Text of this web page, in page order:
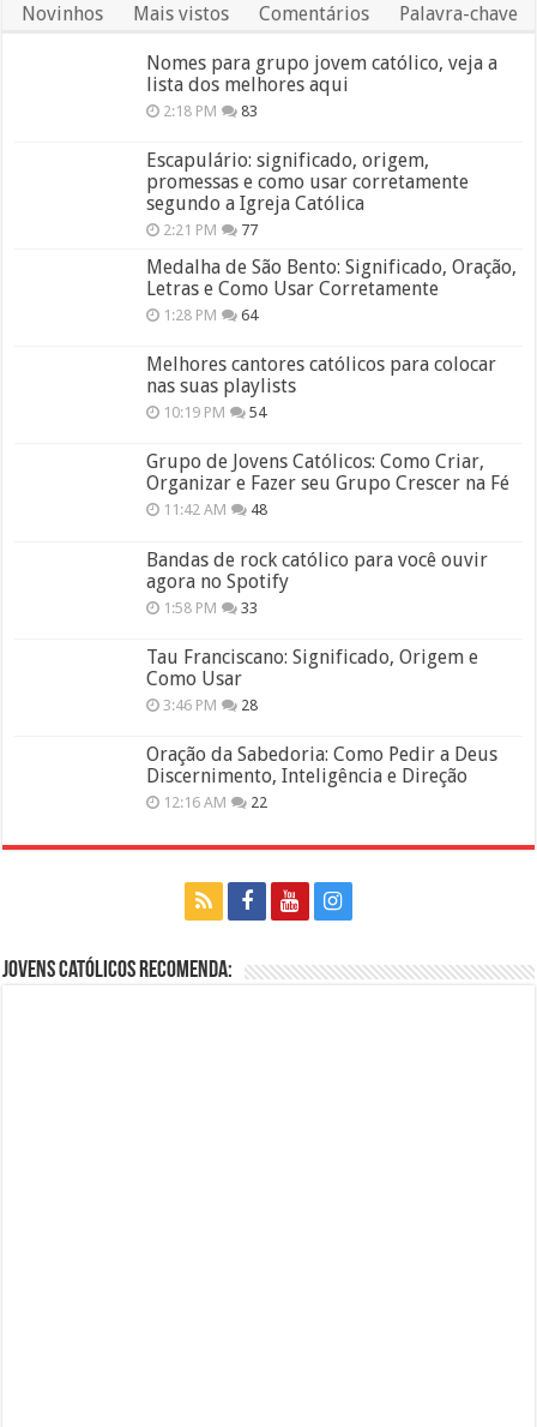
Novinhos Mais vistos Comentários Palavra-chave
Nomes para grupo jovem católico, veja a
lista dos melhores aqui
2:18 PM 83
Escapulário: significado, origem,
promessas e como usar corretamente
segundo a Igreja Católica
2:21 PM 77
Medalha de São Bento: Significado, Oração,
Letras e Como Usar Corretamente
1:28 PM 64
Melhores cantores católicos para colocar
nas suas playlists
10:19 PM 54
Grupo de Jovens Católicos: Como Criar,
Organizar e Fazer seu Grupo Crescer na Fé
11:42 AM 48
Bandas de rock católico para você ouvir
agora no Spotify
1:58 PM 33
Tau Franciscano: Significado, Origem e
Como Usar
3:46 PM 28
Oração da Sabedoria: Como Pedir a Deus
Discernimento, Inteligência e Direção
12:16 AM 22
Jovens Católicos Recomenda: